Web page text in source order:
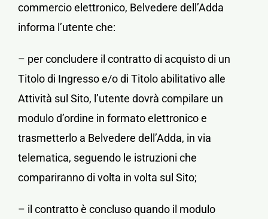
commercio elettronico, Belvedere dell’Adda
informa l’utente che:
– per concludere il contratto di acquisto di un
Titolo di Ingresso e/o di Titolo abilitativo alle
Attività sul Sito, l’utente dovrà compilare un
modulo d’ordine in formato elettronico e
trasmetterlo a Belvedere dell’Adda, in via
telematica, seguendo le istruzioni che
compariranno di volta in volta sul Sito;
– il contratto è concluso quando il modulo